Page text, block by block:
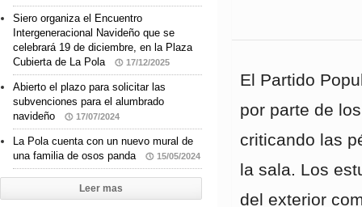
El Partido
por parte de
criticando las
la sala. Los
del exterior
Siero organiza el Encuentro
Intergeneracional Navideño que se
celebrará 19 de diciembre, en la Plaza
Cubierta de La Pola
17/12/2025
Abierto el plazo para solicitar las
subvenciones para el alumbrado
navideño
17/07/2024
La Pola cuenta con un nuevo mural de
una familia de osos panda
15/05/2024
Leer mas